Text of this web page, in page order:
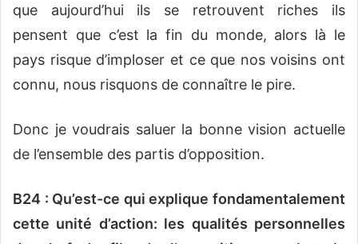
que aujourd’hui ils se retrouvent riches ils
pensent que c’est la fin du monde, alors là le
pays risque d’imploser et ce que nos voisins ont
connu, nous risquons de connaître le pire.
Donc je voudrais saluer la bonne vision actuelle
de l’ensemble des partis d’opposition.
B24 : Qu’est-ce qui explique fondamentalement
cette unité d’action: les qualités personnelles